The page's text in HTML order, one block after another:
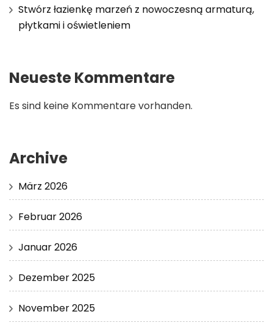
Stwórz łazienkę marzeń z nowoczesną armaturą,
płytkami i oświetleniem
Neueste Kommentare
Es sind keine Kommentare vorhanden.
Archive
März 2026
Februar 2026
Januar 2026
Dezember 2025
November 2025